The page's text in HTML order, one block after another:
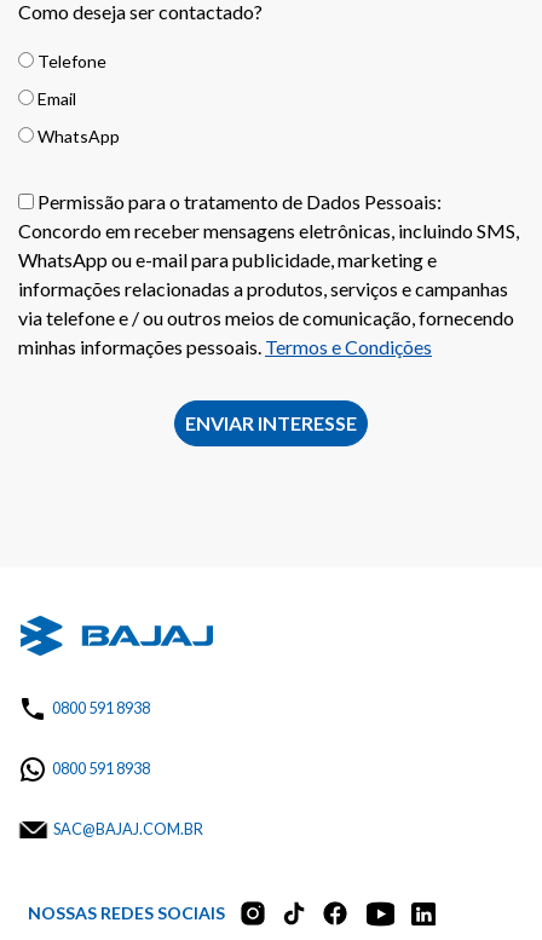
Como deseja ser contactado?
Telefone
Email
WhatsApp
Permissão para o tratamento de Dados Pessoais:
Concordo em receber mensagens eletrônicas, incluindo SMS,
WhatsApp ou e-mail para publicidade, marketing e
informações relacionadas a produtos, serviços e campanhas
via telefone e / ou outros meios de comunicação, fornecendo
minhas informações pessoais. Termos e Condições
0800 591 8938
0800 591 8938
SAC@BAJAJ.COM.BR
NOSSAS REDES SOCIAIS